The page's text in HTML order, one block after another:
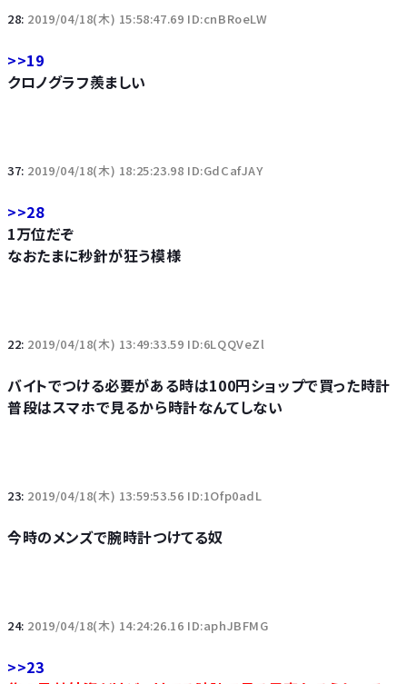
28: 2019/04/18(木) 15:58:47.69 ID:cnBRoeLW
>>19
クロノグラフ羨ましい
37: 2019/04/18(木) 18:25:23.98 ID:GdCafJAY
>>28
1万位だぞ
なおたまに秒針が狂う模様
22: 2019/04/18(木) 13:49:33.59 ID:6LQQVeZl
バイトでつける必要がある時は100円ショップで買った時計
普段はスマホで見るから時計なんてしない
23: 2019/04/18(木) 13:59:53.56 ID:1Ofp0adL
今時のメンズで腕時計つけてる奴
24: 2019/04/18(木) 14:24:26.16 ID:aphJBFMG
>>23